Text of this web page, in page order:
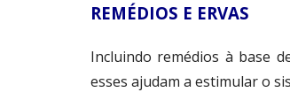
REMÉDIOS E ERVAS
Incluindo remédios à base
esses ajudam a estimular o